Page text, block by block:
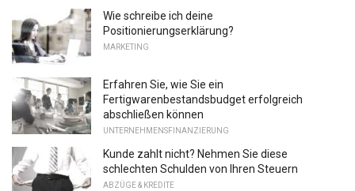
Wie schreibe ich deine
Positionierungserklärung?
MARKETING
Erfahren Sie, wie Sie ein
Fertigwarenbestandsbudget erfolgreich
abschließen können
UNTERNEHMENSFINANZIERUNG
Kunde zahlt nicht? Nehmen Sie diese
schlechten Schulden von Ihren Steuern
ABZÜGE & KREDITE